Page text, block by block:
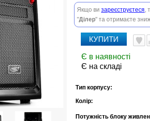
Якщо ви зареєструєтеся,
"Ділер" та отримаєте
КУПИТИ
Є в наявності
Є на складі
Тип корпусу:
Колір:
Потужність блоку